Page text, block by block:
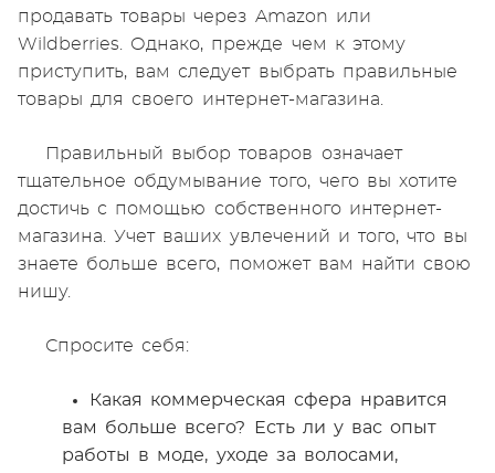
продавать товары через Amazon или
Wildberries. Однако, прежде чем к этому
приступить, вам следует выбрать правильные
товары для своего интернет-магазина.
Правильный выбор товаров означает
тщательное обдумывание того, чего вы хотите
достичь с помощью собственного интернет-
магазина. Учет ваших увлечений и того, что вы
знаете больше всего, поможет вам найти свою
нишу.
Спросите себя:
Какая коммерческая сфера нравится
вам больше всего? Есть ли у вас опыт
работы в моде, уходе за волосами,